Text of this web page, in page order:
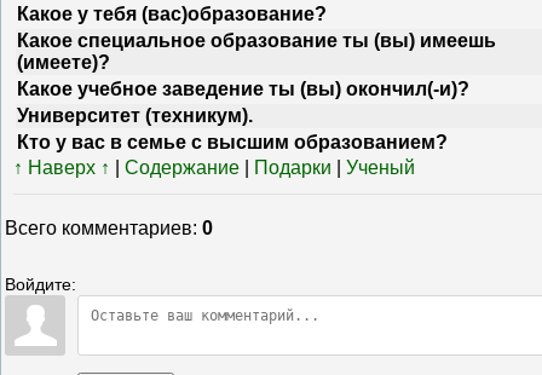
Какое у тебя (вас)образование?
Какое специальное образование ты (вы) имеешь
(имеете)?
Какое учебное заведение ты (вы) окончил(-и)?
Университет (техникум).
Кто у вас в семье с высшим образованием?
↑ Наверх ↑
Содержание Подарки Ученый
Всего комментариев: 0
Войдите: